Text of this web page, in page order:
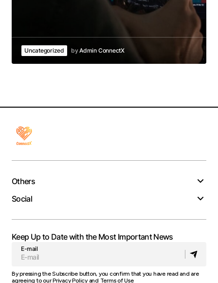
Uncategorized byAdmin ConnectX
Others
Social
Keep Up to Date with the Most Important News
E-mail
By pressing the Subscribe button, you confirm that you have read and are
agreeing to ourPrivacy Policyand Terms of Use